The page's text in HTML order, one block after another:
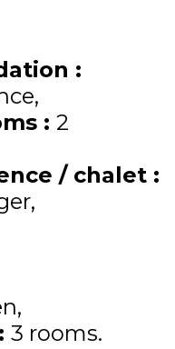
:
: 2
/ chalet :
: 3 rooms